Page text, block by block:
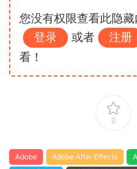
您没有权限查看此隐
登录
或者 注册
看！
0
Adobe Adobe After Effects